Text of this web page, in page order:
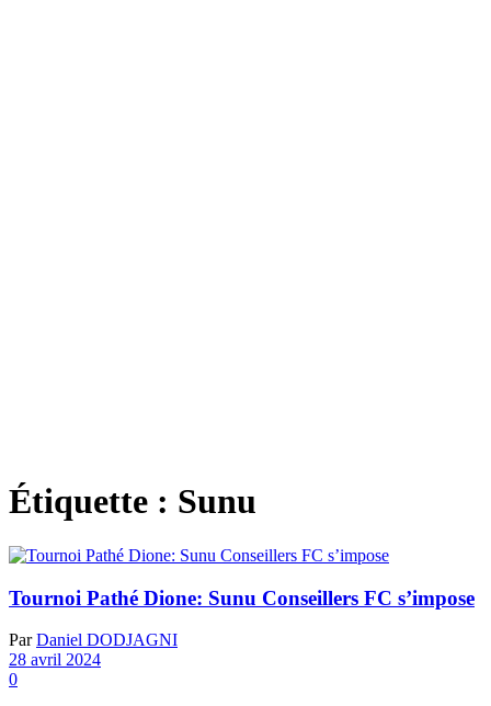
Étiquette : Sunu
Tournoi Pathé Dione: Sunu Conseillers FC s’impose
Par Daniel DODJAGNI
28 avril 2024
0